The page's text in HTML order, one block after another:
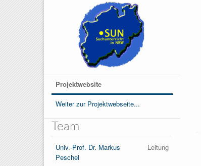
Projektwebsite
Weiter zur Projektwebseite...
Team
Univ.-Prof. Dr. Markus
Peschel
Leitung